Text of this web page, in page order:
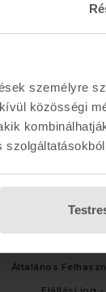
személyre
közösségi
Általános